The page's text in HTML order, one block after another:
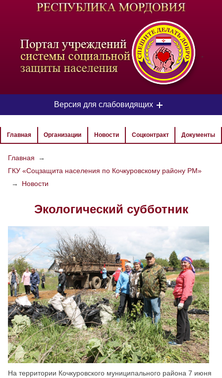
-
Версия для слабовидящих
ЦВЕТОВАЯ СХЕМА
РАЗМЕР ТЕКСТА
ИЗОБРАЖЕНИЯ
Скрыть
Настройки по умолчанию
Главная Организации Новости Соцконтракт Документы
Главная
→
ГКУ «Соцзащита населения по Кочкуровскому району РМ»
→
Новости
Экологический субботник
На территории Кочкуровского муниципального района 7 июня